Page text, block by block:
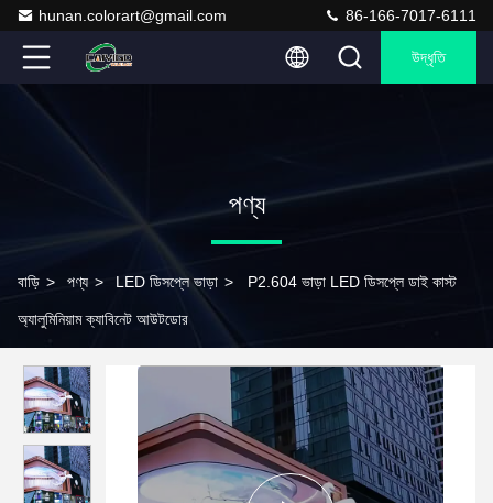
hunan.colorart@gmail.com 86-166-7017-6111
উদ্ধৃতি
পণ্য
বাড়ি > পণ্য > LED ডিসপ্লে ভাড়া > P2.604 ভাড়া LED ডিসপ্লে ডাই কাস্ট
অ্যালুমিনিয়াম ক্যাবিনেট আউটডোর